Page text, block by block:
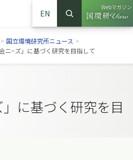
EN
サイト内検索
検索
Webマガジン
（別ウイ
> 国立環境研究所ニュース >
会ニ−ズ」に基づく研究を目指して
」に基づく研究を目